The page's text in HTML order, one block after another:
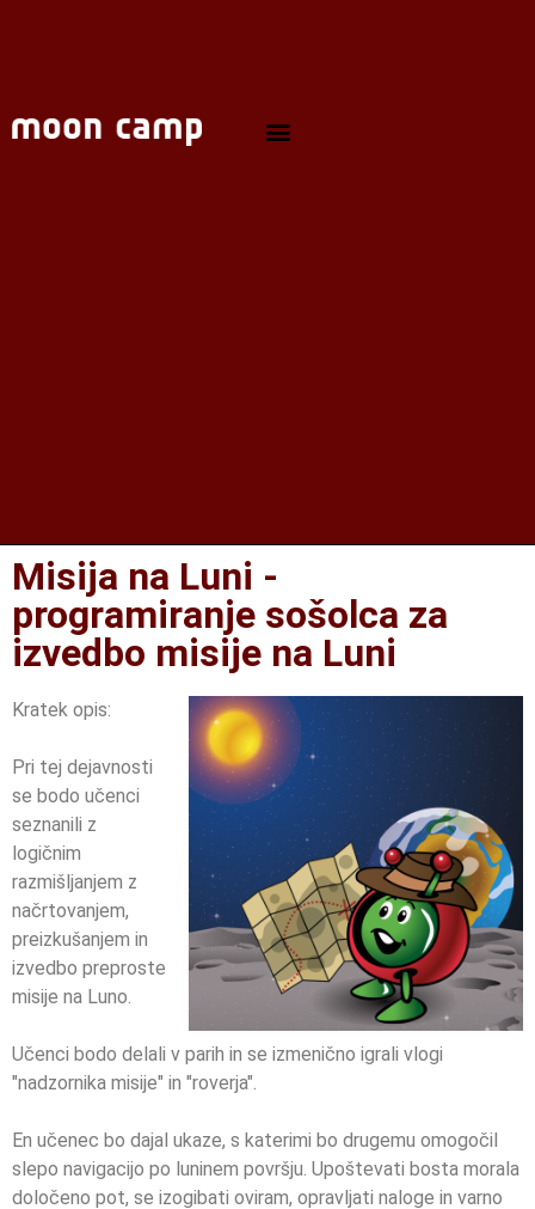
Misija na Luni -
programiranje sošolca za
izvedbo misije na Luni
Kratek opis:
Pri tej dejavnosti
se bodo učenci
seznanili z
logičnim
razmišljanjem z
načrtovanjem,
preizkušanjem in
izvedbo preproste
misije na Luno.
Učenci bodo delali v parih in se izmenično igrali vlogi
"nadzornika misije" in "roverja".
En učenec bo dajal ukaze, s katerimi bo drugemu omogočil
slepo navigacijo po luninem površju. Upoštevati bosta morala
določeno pot, se izogibati oviram, opravljati naloge in varno